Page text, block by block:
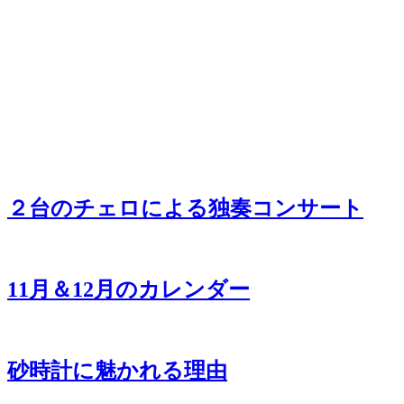
２台のチェロによる独奏コンサート
11月＆12月のカレンダー
砂時計に魅かれる理由